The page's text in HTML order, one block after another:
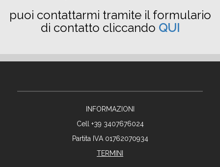
puoi contattarmi tramite il formulario
di contatto cliccando QUI
INFORMAZIONI
Cell +39 3407676024
Partita IVA 01762070934
TERMINI